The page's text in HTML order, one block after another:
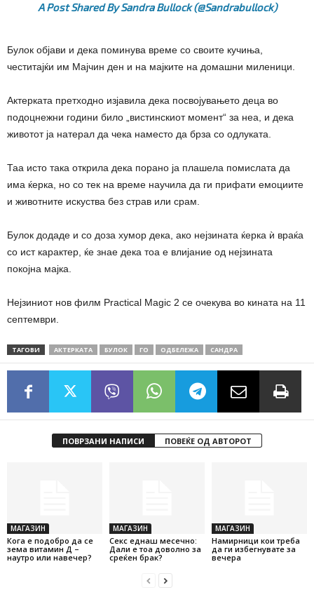
A Post Shared By Sandra Bullock (@sandrabullock)
Булок објави и дека поминува време со своите кучиња,
честитајќи им Мајчин ден и на мајките на домашни миленици.
Актерката претходно изјавила дека посвојувањето деца во
подоцнежни години било „вистинскиот момент“ за неа, и дека
животот ја натерал да чека наместо да брза со одлуката.
Таа исто така открила дека порано ја плашела помислата да
има ќерка, но со тек на време научила да ги прифати емоциите
и животните искуства без страв или срам.
Булок додаде и со доза хумор дека, ако нејзината ќерка ѝ враќа
со ист карактер, ќе знае дека тоа е влијание од нејзината
покојна мајка.
Нејзиниот нов филм Practical Magic 2 се очекува во кината на 11
септември.
ТАГОВИ АКТЕРКАТА БУЛОК ГО ОДБЕЛЕЖА САНДРА
ПОВРЗАНИ НАПИСИ ПОВЕЌЕ ОД АВТОРОТ
МАГАЗИН
Кога е подобро да се
зема витамин Д –
наутро или навечер?
МАГАЗИН
Секс еднаш месечно:
Дали е тоа доволно за
среќен брак?
МАГАЗИН
Намирници кои треба
да ги избегнувате за
вечера